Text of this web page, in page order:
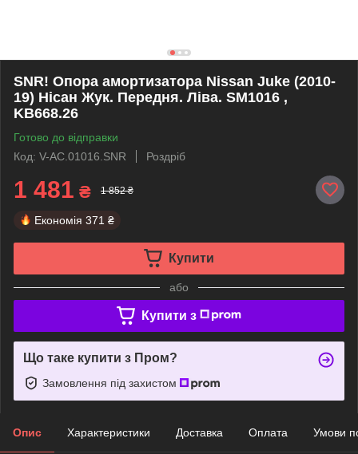
SNR! Опора амортизатора Nissan Juke (2010-
19) Нісан Жук. Передня. Ліва. SM1016 ,
KB668.26
Готово до відправки
Код: V-AC.01016.SNR
Роздріб
1 481 ₴ 1 852 ₴
Економія 371 ₴
Купити
або
Купити з
Що таке купити з Пром?
Замовлення під захистом
Опис Характеристики Доставка Оплата Умови